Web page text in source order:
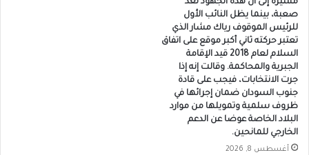
مشيرة إلى أن هذه الجهود تعد
صعبة، بينما يظل النائب الأول
للرئيس الموقوف رياك مشار الذي
تعتبر حركته ثاني أكبر موقع على اتفاق
السلام لعام 2018 قيد الإقامة
الجبرية والمحاكمة. وقالت إنه إذا
جرت الانتخابات، فيجب على قادة
جنوب السودان ضمان إجرائها في
ظروف سلمية وتمويلها من موارد
البلاد الخاصة عوضا عن الدعم
الخارجي للمانحين.
أغسطس 8, 2026